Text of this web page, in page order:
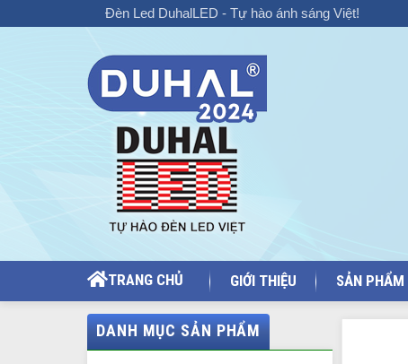
Đèn Led DuhalLED - Tự hào ánh sáng Việt!
TRANG CHỦ GIỚI THIỆU SẢN PHẨM
DANH MỤC SẢN PHẨM